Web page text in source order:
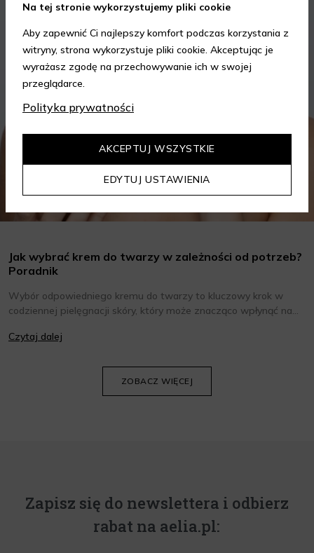
KOSMETYKI PIELĘGNACJA SKÓRY
Jak wybrać krem do twarzy w zależności od potrzeb?
Poradnik
Wybór odpowiedniego kremu do twarzy to kluczowy krok w
codziennej pielęgnacji skóry, który może znacząco wpłynąć na
oraz wiedzieć, jak dopasować je do potrzeb własnej skóry.
Czytaj dalej
ZOBACZ WIĘCEJ
Zapisz się do newslettera i odbierz
rabat na aelia.pl:
Na tej stronie wykorzystujemy pliki cookie
Aby zapewnić Ci najlepszy komfort podczas korzystania z
witryny, strona wykorzystuje pliki cookie. Akceptując je
wyrażasz zgodę na przechowywanie ich w swojej
przeglądarce.
Polityka prywatności
EDYTUJ USTAWIENIA
AKCEPTUJ WSZYSTKIE